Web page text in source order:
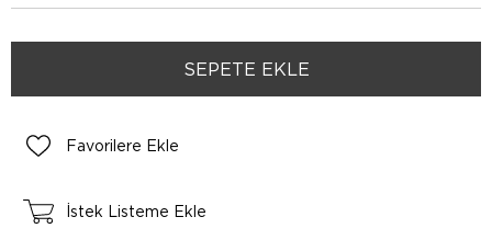
Favorilere Ekle
İstek Listeme Ekle